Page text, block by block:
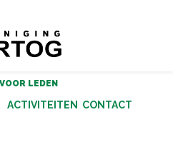
LEDEN
ACTIVITEITEN CONTACT